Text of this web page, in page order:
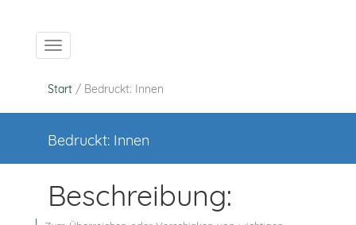
Navigation ein-/ausblenden
Start / Bedruckt: Innen
Bedruckt: Innen
Beschreibung: